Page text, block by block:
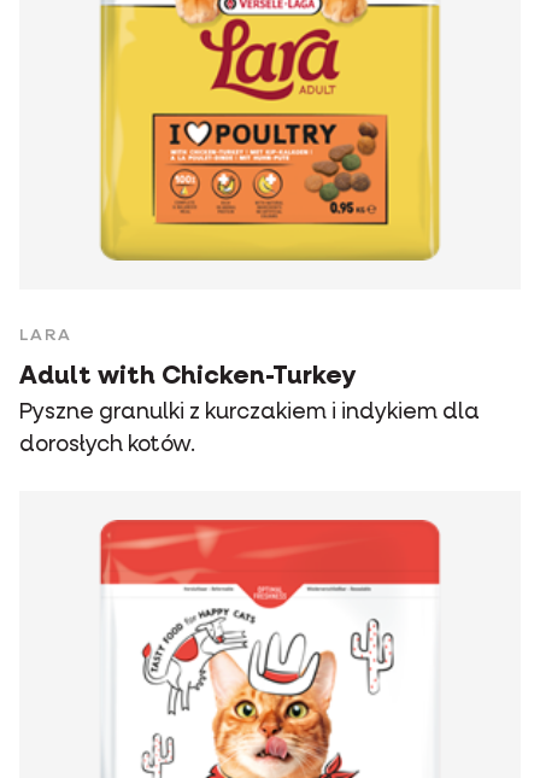
LARA
Adult with Chicken-Turkey
Pyszne granulki z kurczakiem i indykiem dla
dorosłych kotów.